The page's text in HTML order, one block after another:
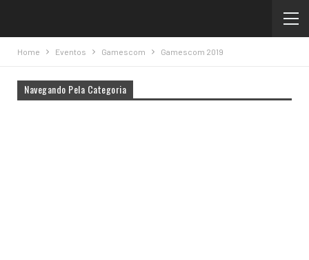
Home Eventos Gamescom Gamescom 2019
Navegando Pela Categoria